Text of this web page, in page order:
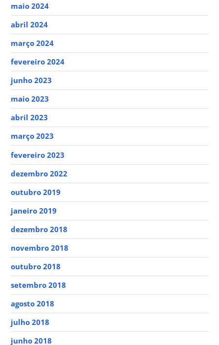
maio 2024
abril 2024
março 2024
fevereiro 2024
junho 2023
maio 2023
abril 2023
março 2023
fevereiro 2023
dezembro 2022
outubro 2019
janeiro 2019
dezembro 2018
novembro 2018
outubro 2018
setembro 2018
agosto 2018
julho 2018
junho 2018